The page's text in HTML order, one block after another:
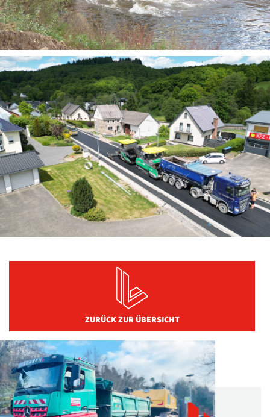
ZURÜCK ZUR ÜBERSICHT